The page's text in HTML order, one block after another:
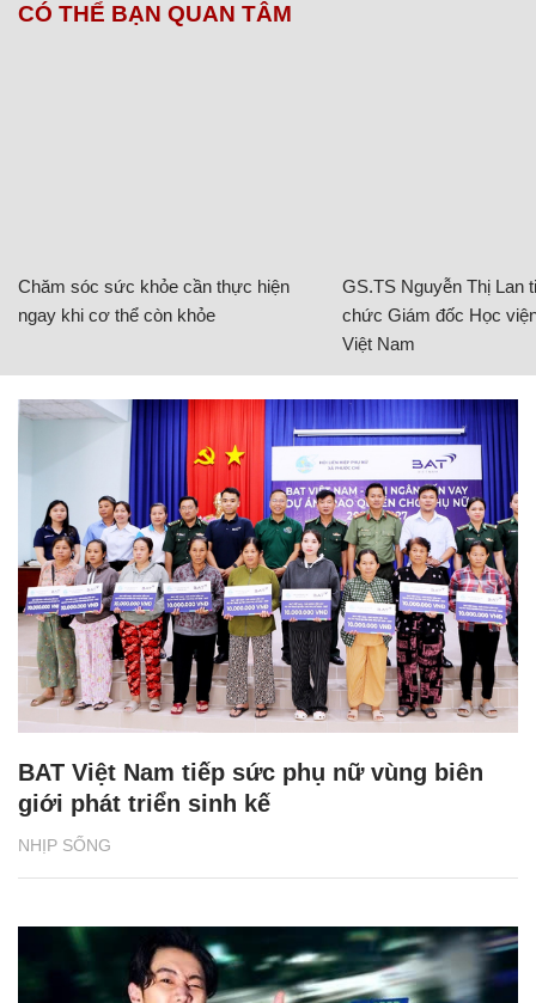
CÓ THỂ BẠN QUAN TÂM
Chăm sóc sức khỏe cần thực hiện
ngay khi cơ thể còn khỏe
GS.TS Nguyễn Thị Lan
chức Giám đốc Học
Việt Nam
NHỊP SỐNG
BAT Việt Nam tiếp sức phụ nữ vùng biên
giới phát triển sinh kế